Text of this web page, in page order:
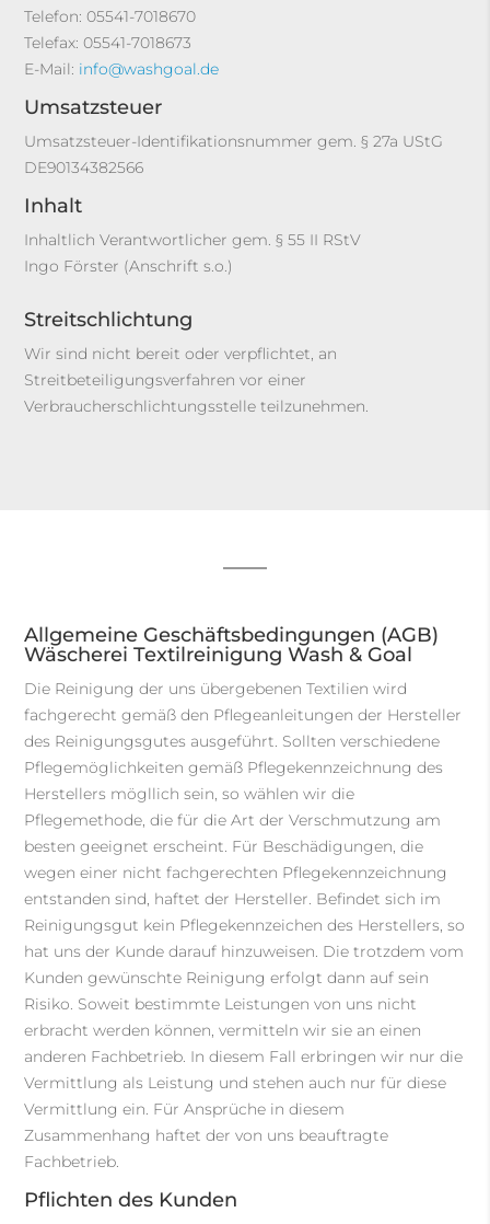
Telefon: 05541-7018670
Telefax: 05541-7018673
E-Mail: info@washgoal.de
Umsatzsteuer
Umsatzsteuer-Identifikationsnummer gem. § 27a UStG
DE90134382566
Inhalt
Inhaltlich Verantwortlicher gem. § 55 II RStV
Ingo Förster (Anschrift s.o.)
Streitschlichtung
Wir sind nicht bereit oder verpflichtet, an
Streitbeteiligungsverfahren vor einer
Verbraucherschlichtungsstelle teilzunehmen.
Allgemeine Geschäftsbedingungen (AGB)
Wäscherei Textilreinigung Wash & Goal
Die Reinigung der uns übergebenen Textilien wird
fachgerecht gemäß den Pflegeanleitungen der Hersteller
des Reinigungsgutes ausgeführt. Sollten verschiedene
Pflegemöglichkeiten gemäß Pflegekennzeichnung des
Herstellers mögllich sein, so wählen wir die
Pflegemethode, die für die Art der Verschmutzung am
besten geeignet erscheint. Für Beschädigungen, die
wegen einer nicht fachgerechten Pflegekennzeichnung
entstanden sind, haftet der Hersteller. Befindet sich im
Reinigungsgut kein Pflegekennzeichen des Herstellers, so
hat uns der Kunde darauf hinzuweisen. Die trotzdem vom
Kunden gewünschte Reinigung erfolgt dann auf sein
Risiko. Soweit bestimmte Leistungen von uns nicht
erbracht werden können, vermitteln wir sie an einen
anderen Fachbetrieb. In diesem Fall erbringen wir nur die
Vermittlung als Leistung und stehen auch nur für diese
Vermittlung ein. Für Ansprüche in diesem
Zusammenhang haftet der von uns beauftragte
Fachbetrieb.
Pflichten des Kunden